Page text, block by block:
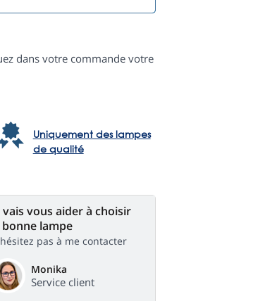
dans votre commande votre
Uniquement des lampes
de qualité
vais vous aider à choisir
bonne lampe
pas à me contacter
Monika
Service client